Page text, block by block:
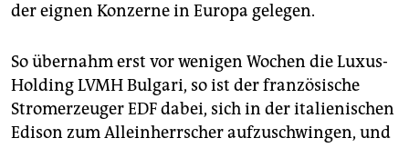
der eignen Konzerne in Europa gelegen.
So übernahm erst vor wenigen Wochen die Luxus-
Holding LVMH Bulgari, so ist der französische
Stromerzeuger EDF dabei, sich in der italienischen
Edison zum Alleinherrscher aufzuschwingen, und